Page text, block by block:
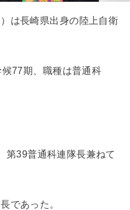
は長崎県出身の陸上自衛
77期、職種は普通科
39普通科連隊長兼ねて
であった。